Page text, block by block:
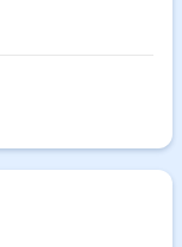
に携わって頂きます。
発 ・運用業務やお問
支える技術面の定期